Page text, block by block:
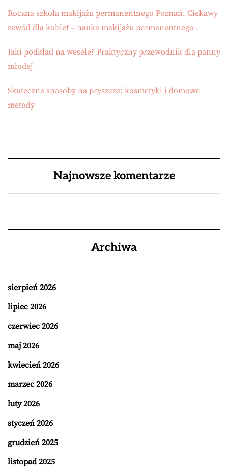
Roczna szkoła makijażu permanentnego Poznań. Ciekawy
zawód dla kobiet – nauka makijażu permanentnego .
Jaki podkład na wesele? Praktyczny przewodnik dla panny
młodej
Skuteczne sposoby na pryszcze: kosmetyki i domowe
metody
Najnowsze komentarze
Archiwa
sierpień 2026
lipiec 2026
czerwiec 2026
maj 2026
kwiecień 2026
marzec 2026
luty 2026
styczeń 2026
grudzień 2025
listopad 2025